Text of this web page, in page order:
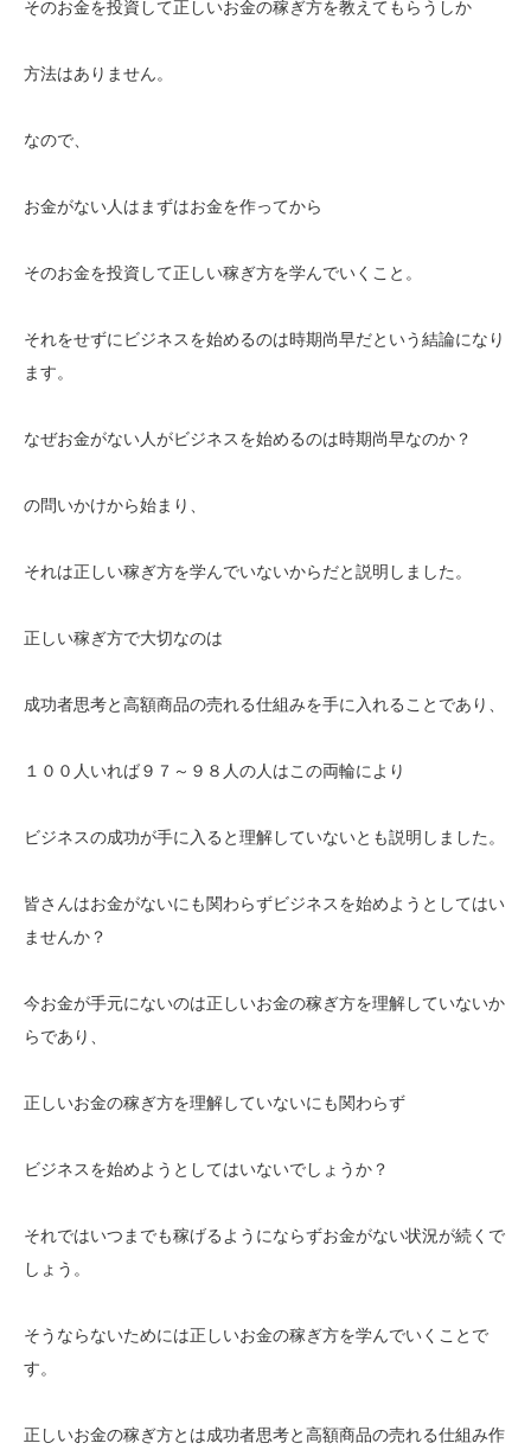
そのお金を投資して正しいお金の稼ぎ方を教えてもらうしか
方法はありません。
なので、
お金がない人はまずはお金を作ってから
そのお金を投資して正しい稼ぎ方を学んでいくこと。
それをせずにビジネスを始めるのは時期尚早だという結論になり
ます。
なぜお金がない人がビジネスを始めるのは時期尚早なのか？
の問いかけから始まり、
それは正しい稼ぎ方を学んでいないからだと説明しました。
正しい稼ぎ方で大切なのは
成功者思考と高額商品の売れる仕組みを手に入れることであり、
１００人いれば９７～９８人の人はこの両輪により
ビジネスの成功が手に入ると理解していないとも説明しました。
皆さんはお金がないにも関わらずビジネスを始めようとしてはい
ませんか？
今お金が手元にないのは正しいお金の稼ぎ方を理解していないか
らであり、
正しいお金の稼ぎ方を理解していないにも関わらず
ビジネスを始めようとしてはいないでしょうか？
それではいつまでも稼げるようにならずお金がない状況が続くで
しょう。
そうならないためには正しいお金の稼ぎ方を学んでいくことで
す。
正しいお金の稼ぎ方とは成功者思考と高額商品の売れる仕組み作